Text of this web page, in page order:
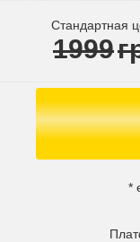
Стандартная
1999
*